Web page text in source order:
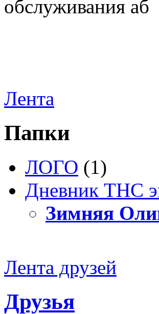
обслуживания аб
Лента
Папки
ЛОГО (1)
Дневник ТНС
Зимняя
Лента друзей
Друзья